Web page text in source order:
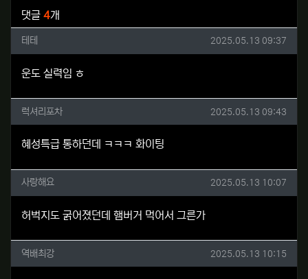
댓글 4개
테테님의 댓글
테테 작성일
2025.05.13 09:37
운도 실력임 ㅎ
럭셔리포차님의 댓글
럭셔리포차 작성일
2025.05.13 09:43
혜성특급 통하던데 ㅋㅋㅋ 화이팅
사랑해요님의 댓글
사랑해요 작성일
2025.05.13 10:07
허벅지도 굵어졌던데 햄버거 먹어서 그른가
역배최강님의 댓글
역배최강 작성일
2025.05.13 10:15